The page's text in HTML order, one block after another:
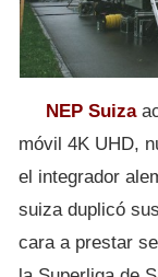
NEP Suiza
móvil 4K UHD,
el integrador
suiza duplicó
cara a prestar